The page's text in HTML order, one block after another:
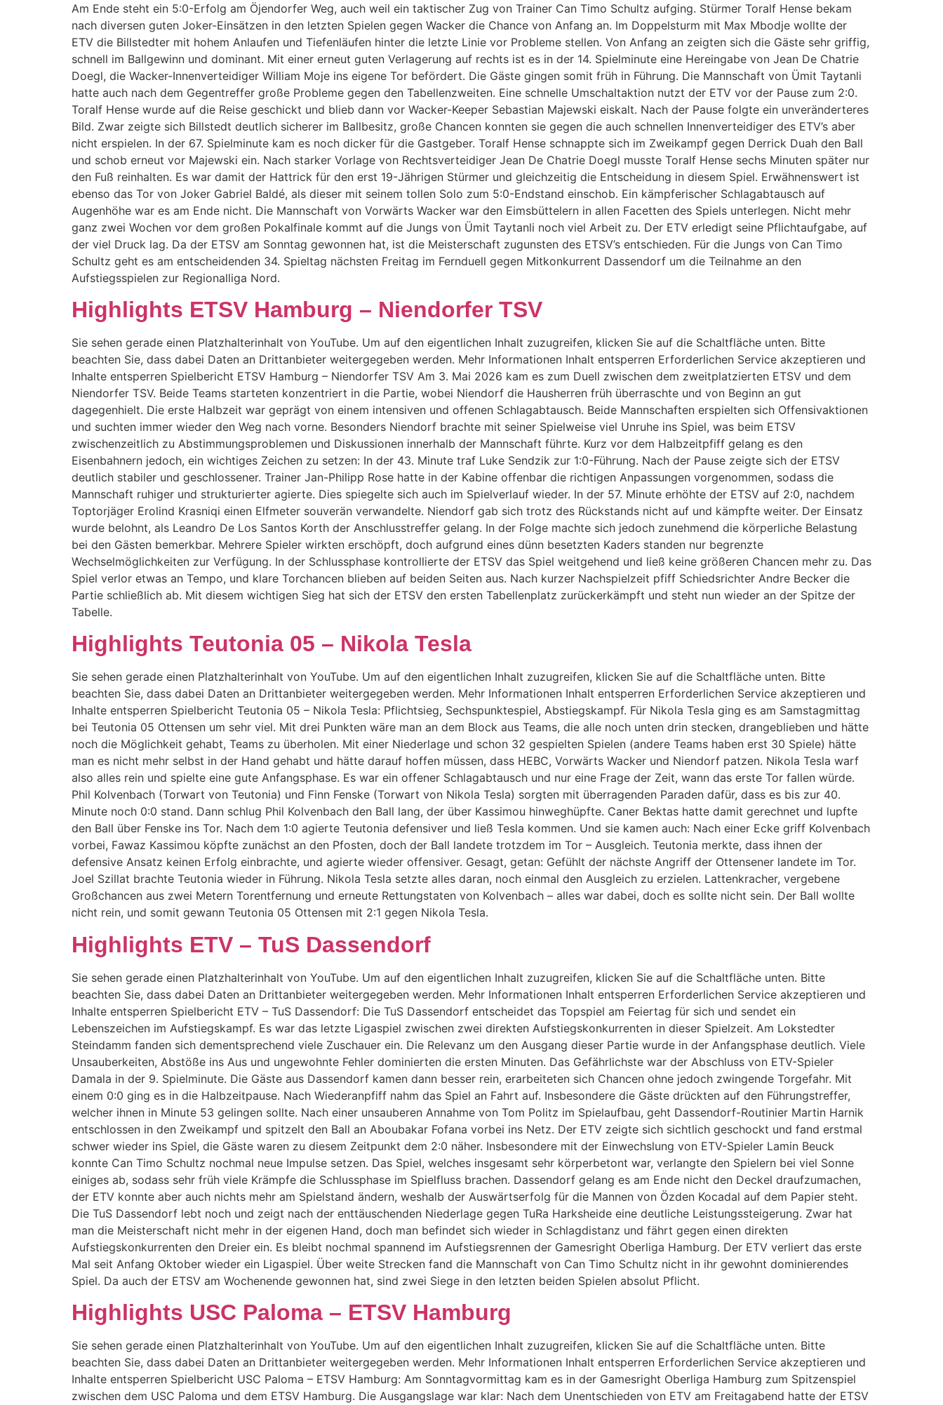
Am Ende steht ein 5:0-Erfolg am Öjendorfer Weg, auch weil ein taktischer Zug von Trainer Can Timo Schultz aufging. Stürmer Toralf Hense bekam
nach diversen guten Joker-Einsätzen in den letzten Spielen gegen Wacker die Chance von Anfang an. Im Doppelsturm mit Max Mbodje wollte der
ETV die Billstedter mit hohem Anlaufen und Tiefenläufen hinter die letzte Linie vor Probleme stellen. Von Anfang an zeigten sich die Gäste sehr griffig,
schnell im Ballgewinn und dominant. Mit einer erneut guten Verlagerung auf rechts ist es in der 14. Spielminute eine Hereingabe von Jean De Chatrie
Doegl, die Wacker-Innenverteidiger William Moje ins eigene Tor befördert. Die Gäste gingen somit früh in Führung. Die Mannschaft von Ümit Taytanli
hatte auch nach dem Gegentreffer große Probleme gegen den Tabellenzweiten. Eine schnelle Umschaltaktion nutzt der ETV vor der Pause zum 2:0.
Toralf Hense wurde auf die Reise geschickt und blieb dann vor Wacker-Keeper Sebastian Majewski eiskalt. Nach der Pause folgte ein unveränderteres
Bild. Zwar zeigte sich Billstedt deutlich sicherer im Ballbesitz, große Chancen konnten sie gegen die auch schnellen Innenverteidiger des ETV’s aber
nicht erspielen. In der 67. Spielminute kam es noch dicker für die Gastgeber. Toralf Hense schnappte sich im Zweikampf gegen Derrick Duah den Ball
und schob erneut vor Majewski ein. Nach starker Vorlage von Rechtsverteidiger Jean De Chatrie Doegl musste Toralf Hense sechs Minuten später nur
den Fuß reinhalten. Es war damit der Hattrick für den erst 19-Jährigen Stürmer und gleichzeitig die Entscheidung in diesem Spiel. Erwähnenswert ist
ebenso das Tor von Joker Gabriel Baldé, als dieser mit seinem tollen Solo zum 5:0-Endstand einschob. Ein kämpferischer Schlagabtausch auf
Augenhöhe war es am Ende nicht. Die Mannschaft von Vorwärts Wacker war den Eimsbüttelern in allen Facetten des Spiels unterlegen. Nicht mehr
ganz zwei Wochen vor dem großen Pokalfinale kommt auf die Jungs von Ümit Taytanli noch viel Arbeit zu. Der ETV erledigt seine Pflichtaufgabe, auf
der viel Druck lag. Da der ETSV am Sonntag gewonnen hat, ist die Meisterschaft zugunsten des ETSV’s entschieden. Für die Jungs von Can Timo
Schultz geht es am entscheidenden 34. Spieltag nächsten Freitag im Fernduell gegen Mitkonkurrent Dassendorf um die Teilnahme an den
Aufstiegsspielen zur Regionalliga Nord.
Highlights ETSV Hamburg – Niendorfer TSV
Sie sehen gerade einen Platzhalterinhalt von YouTube. Um auf den eigentlichen Inhalt zuzugreifen, klicken Sie auf die Schaltfläche unten. Bitte
beachten Sie, dass dabei Daten an Drittanbieter weitergegeben werden. Mehr Informationen Inhalt entsperren Erforderlichen Service akzeptieren und
Inhalte entsperren Spielbericht ETSV Hamburg – Niendorfer TSV Am 3. Mai 2026 kam es zum Duell zwischen dem zweitplatzierten ETSV und dem
Niendorfer TSV. Beide Teams starteten konzentriert in die Partie, wobei Niendorf die Hausherren früh überraschte und von Beginn an gut
dagegenhielt. Die erste Halbzeit war geprägt von einem intensiven und offenen Schlagabtausch. Beide Mannschaften erspielten sich Offensivaktionen
und suchten immer wieder den Weg nach vorne. Besonders Niendorf brachte mit seiner Spielweise viel Unruhe ins Spiel, was beim ETSV
zwischenzeitlich zu Abstimmungsproblemen und Diskussionen innerhalb der Mannschaft führte. Kurz vor dem Halbzeitpfiff gelang es den
Eisenbahnern jedoch, ein wichtiges Zeichen zu setzen: In der 43. Minute traf Luke Sendzik zur 1:0-Führung. Nach der Pause zeigte sich der ETSV
deutlich stabiler und geschlossener. Trainer Jan-Philipp Rose hatte in der Kabine offenbar die richtigen Anpassungen vorgenommen, sodass die
Mannschaft ruhiger und strukturierter agierte. Dies spiegelte sich auch im Spielverlauf wieder. In der 57. Minute erhöhte der ETSV auf 2:0, nachdem
Toptorjäger Erolind Krasniqi einen Elfmeter souverän verwandelte. Niendorf gab sich trotz des Rückstands nicht auf und kämpfte weiter. Der Einsatz
wurde belohnt, als Leandro De Los Santos Korth der Anschlusstreffer gelang. In der Folge machte sich jedoch zunehmend die körperliche Belastung
bei den Gästen bemerkbar. Mehrere Spieler wirkten erschöpft, doch aufgrund eines dünn besetzten Kaders standen nur begrenzte
Wechselmöglichkeiten zur Verfügung. In der Schlussphase kontrollierte der ETSV das Spiel weitgehend und ließ keine größeren Chancen mehr zu. Das
Spiel verlor etwas an Tempo, und klare Torchancen blieben auf beiden Seiten aus. Nach kurzer Nachspielzeit pfiff Schiedsrichter Andre Becker die
Partie schließlich ab. Mit diesem wichtigen Sieg hat sich der ETSV den ersten Tabellenplatz zurückerkämpft und steht nun wieder an der Spitze der
Tabelle.
Highlights Teutonia 05 – Nikola Tesla
Sie sehen gerade einen Platzhalterinhalt von YouTube. Um auf den eigentlichen Inhalt zuzugreifen, klicken Sie auf die Schaltfläche unten. Bitte
beachten Sie, dass dabei Daten an Drittanbieter weitergegeben werden. Mehr Informationen Inhalt entsperren Erforderlichen Service akzeptieren und
Inhalte entsperren Spielbericht Teutonia 05 – Nikola Tesla: Pflichtsieg, Sechspunktespiel, Abstiegskampf. Für Nikola Tesla ging es am Samstagmittag
bei Teutonia 05 Ottensen um sehr viel. Mit drei Punkten wäre man an dem Block aus Teams, die alle noch unten drin stecken, drangeblieben und hätte
noch die Möglichkeit gehabt, Teams zu überholen. Mit einer Niederlage und schon 32 gespielten Spielen (andere Teams haben erst 30 Spiele) hätte
man es nicht mehr selbst in der Hand gehabt und hätte darauf hoffen müssen, dass HEBC, Vorwärts Wacker und Niendorf patzen. Nikola Tesla warf
also alles rein und spielte eine gute Anfangsphase. Es war ein offener Schlagabtausch und nur eine Frage der Zeit, wann das erste Tor fallen würde.
Phil Kolvenbach (Torwart von Teutonia) und Finn Fenske (Torwart von Nikola Tesla) sorgten mit überragenden Paraden dafür, dass es bis zur 40.
Minute noch 0:0 stand. Dann schlug Phil Kolvenbach den Ball lang, der über Kassimou hinweghüpfte. Caner Bektas hatte damit gerechnet und lupfte
den Ball über Fenske ins Tor. Nach dem 1:0 agierte Teutonia defensiver und ließ Tesla kommen. Und sie kamen auch: Nach einer Ecke griff Kolvenbach
vorbei, Fawaz Kassimou köpfte zunächst an den Pfosten, doch der Ball landete trotzdem im Tor – Ausgleich. Teutonia merkte, dass ihnen der
defensive Ansatz keinen Erfolg einbrachte, und agierte wieder offensiver. Gesagt, getan: Gefühlt der nächste Angriff der Ottensener landete im Tor.
Joel Szillat brachte Teutonia wieder in Führung. Nikola Tesla setzte alles daran, noch einmal den Ausgleich zu erzielen. Lattenkracher, vergebene
Großchancen aus zwei Metern Torentfernung und erneute Rettungstaten von Kolvenbach – alles war dabei, doch es sollte nicht sein. Der Ball wollte
nicht rein, und somit gewann Teutonia 05 Ottensen mit 2:1 gegen Nikola Tesla.
Highlights ETV – TuS Dassendorf
Sie sehen gerade einen Platzhalterinhalt von YouTube. Um auf den eigentlichen Inhalt zuzugreifen, klicken Sie auf die Schaltfläche unten. Bitte
beachten Sie, dass dabei Daten an Drittanbieter weitergegeben werden. Mehr Informationen Inhalt entsperren Erforderlichen Service akzeptieren und
Inhalte entsperren Spielbericht ETV – TuS Dassendorf: Die TuS Dassendorf entscheidet das Topspiel am Feiertag für sich und sendet ein
Lebenszeichen im Aufstiegskampf. Es war das letzte Ligaspiel zwischen zwei direkten Aufstiegskonkurrenten in dieser Spielzeit. Am Lokstedter
Steindamm fanden sich dementsprechend viele Zuschauer ein. Die Relevanz um den Ausgang dieser Partie wurde in der Anfangsphase deutlich. Viele
Unsauberkeiten, Abstöße ins Aus und ungewohnte Fehler dominierten die ersten Minuten. Das Gefährlichste war der Abschluss von ETV-Spieler
Damala in der 9. Spielminute. Die Gäste aus Dassendorf kamen dann besser rein, erarbeiteten sich Chancen ohne jedoch zwingende Torgefahr. Mit
einem 0:0 ging es in die Halbzeitpause. Nach Wiederanpfiff nahm das Spiel an Fahrt auf. Insbesondere die Gäste drückten auf den Führungstreffer,
welcher ihnen in Minute 53 gelingen sollte. Nach einer unsauberen Annahme von Tom Politz im Spielaufbau, geht Dassendorf-Routinier Martin Harnik
entschlossen in den Zweikampf und spitzelt den Ball an Aboubakar Fofana vorbei ins Netz. Der ETV zeigte sich sichtlich geschockt und fand erstmal
schwer wieder ins Spiel, die Gäste waren zu diesem Zeitpunkt dem 2:0 näher. Insbesondere mit der Einwechslung von ETV-Spieler Lamin Beuck
konnte Can Timo Schultz nochmal neue Impulse setzen. Das Spiel, welches insgesamt sehr körperbetont war, verlangte den Spielern bei viel Sonne
einiges ab, sodass sehr früh viele Krämpfe die Schlussphase im Spielfluss brachen. Dassendorf gelang es am Ende nicht den Deckel draufzumachen,
der ETV konnte aber auch nichts mehr am Spielstand ändern, weshalb der Auswärtserfolg für die Mannen von Özden Kocadal auf dem Papier steht.
Die TuS Dassendorf lebt noch und zeigt nach der enttäuschenden Niederlage gegen TuRa Harksheide eine deutliche Leistungssteigerung. Zwar hat
man die Meisterschaft nicht mehr in der eigenen Hand, doch man befindet sich wieder in Schlagdistanz und fährt gegen einen direkten
Aufstiegskonkurrenten den Dreier ein. Es bleibt nochmal spannend im Aufstiegsrennen der Gamesright Oberliga Hamburg. Der ETV verliert das erste
Mal seit Anfang Oktober wieder ein Ligaspiel. Über weite Strecken fand die Mannschaft von Can Timo Schultz nicht in ihr gewohnt dominierendes
Spiel. Da auch der ETSV am Wochenende gewonnen hat, sind zwei Siege in den letzten beiden Spielen absolut Pflicht.
Highlights USC Paloma – ETSV Hamburg
Sie sehen gerade einen Platzhalterinhalt von YouTube. Um auf den eigentlichen Inhalt zuzugreifen, klicken Sie auf die Schaltfläche unten. Bitte
beachten Sie, dass dabei Daten an Drittanbieter weitergegeben werden. Mehr Informationen Inhalt entsperren Erforderlichen Service akzeptieren und
Inhalte entsperren Spielbericht USC Paloma – ETSV Hamburg: Am Sonntagvormittag kam es in der Gamesright Oberliga Hamburg zum Spitzenspiel
zwischen dem USC Paloma und dem ETSV Hamburg. Die Ausgangslage war klar: Nach dem Unentschieden von ETV am Freitagabend hatte der ETSV